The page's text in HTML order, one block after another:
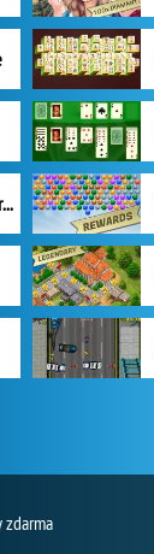
Mergest Kingdom: Merge Puzzle